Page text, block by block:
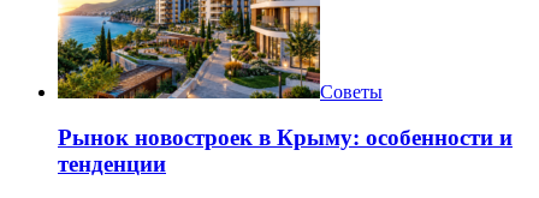
Советы
Рынок новостроек в Крыму: особенности и
тенденции